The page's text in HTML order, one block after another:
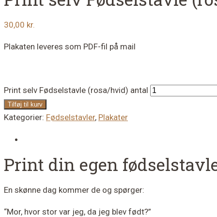
30,00 kr.
Plakaten leveres som PDF-fil på mail
Print selv Fødselstavle (rosa/hvid) antal
Tilføj til kurv
Kategorier: Fødselstavler, Plakater
Print din egen
En skønne dag kommer de og spørger:
“Mor, hvor stor var jeg, da jeg blev født?”